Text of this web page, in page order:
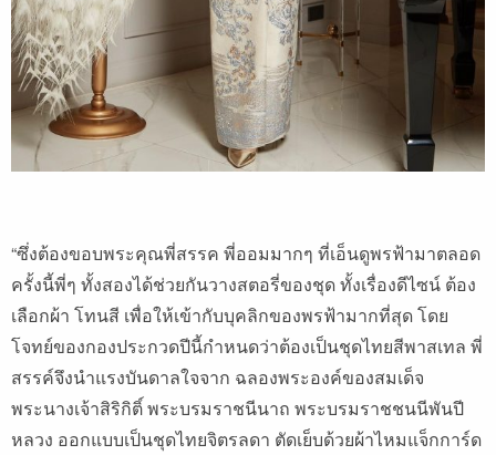
“ซึ่งต้องขอบพระคุณพี่สรรค พี่ออมมากๆ ที่เอ็นดูพรฟ้ามาตลอด
ครั้งนี้พี่ๆ ทั้งสองได้ช่วยกันวางสตอรี่ของชุด ทั้งเรื่องดีไซน์ ต้อง
เลือกผ้า โทนสี เพื่อให้เข้ากับบุคลิกของพรฟ้ามากที่สุด โดย
โจทย์ของกองประกวดปีนี้กำหนดว่าต้องเป็นชุดไทยสีพาสเทล พี่
สรรค์จึงนำแรงบันดาลใจจาก ฉลองพระองค์ของสมเด็จ
พระนางเจ้าสิริกิติ์ พระบรมราชนีนาถ พระบรมราชชนนีพันปี
หลวง ออกแบบเป็นชุดไทยจิตรลดา ตัดเย็บด้วยผ้าไหมแจ็กการ์ด